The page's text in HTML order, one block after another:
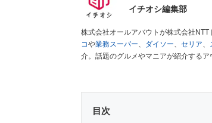
イチオシ編集部
株式会社オールアバウトが株式会社NTT
コや業務スーパー、 ダイソー、 セリア、
介。話題のグルメやマニアが紹介する
目次